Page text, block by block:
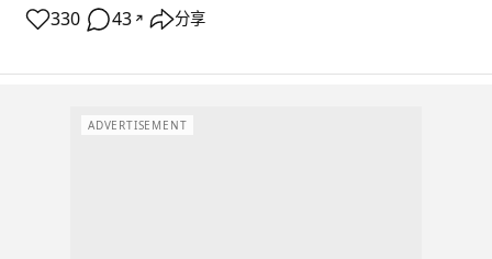
330 43 ↗ 分享
ADVERTISEMENT